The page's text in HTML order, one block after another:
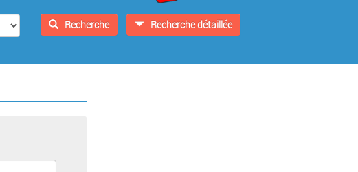
Recherche
Recherche détaillée